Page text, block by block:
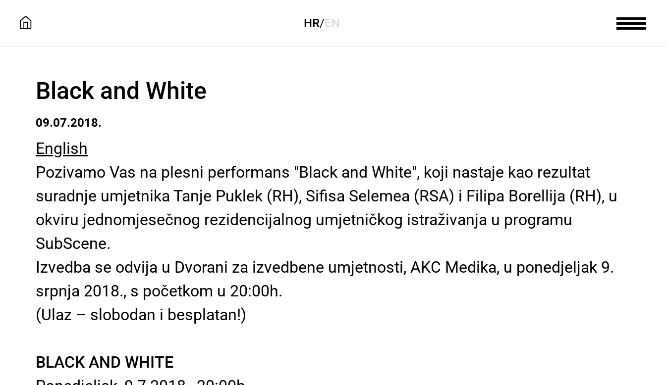
HR/EN
Black and White
09.07.2018.
English
Pozivamo Vas na plesni performans "Black and White", koji nastaje kao rezultat
suradnje umjetnika Tanje Puklek (RH), Sifisa Selemea (RSA) i Filipa Borellija (RH), u
okviru jednomjesečnog rezidencijalnog umjetničkog istraživanja u programu
SubScene.
Izvedba se odvija u Dvorani za izvedbene umjetnosti, AKC Medika, u ponedjeljak 9.
srpnja 2018., s početkom u 20:00h.
(Ulaz – slobodan i besplatan!)
BLACK AND WHITE